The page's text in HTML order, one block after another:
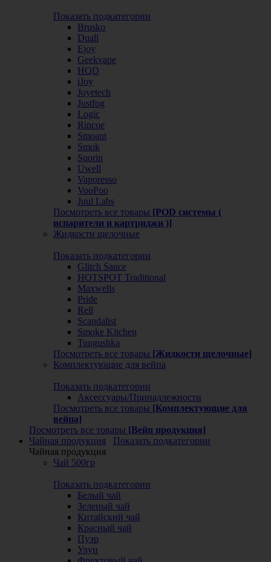
Показать подкатегории
Brusko
Duall
Ejoy
Geekvape
HQD
iJoy
Joyetech
Justfog
Logic
Rincoe
Smoant
Smok
Suorin
Uwell
Vaporesso
VooPoo
Juul Labs
Посмотреть все товары [POD системы (
испарители и картриджи )]
Жидкости щелочные
Показать подкатегории
Glitch Sauce
HOTSPOT Traditional
Maxwells
Pride
Rell
Scandalist
Smoke Kitchen
Tungushka
Посмотреть все товары [Жидкости щелочные]
Комплектующие для вейпа
Показать подкатегории
Аксессуары/Принадлежности
Посмотреть все товары [Комплектующие для
вейпа]
Посмотреть все товары [Вейп продукция]
Чайная продукция
Показать подкатегории
Чайная продукция
Чай 500гр
Показать подкатегории
Белый чай
Зеленый чай
Китайский чай
Красный чай
Пуэр
Улун